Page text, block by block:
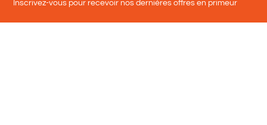
Inscrivez-vous pour recevoir nos dernières offres en primeur